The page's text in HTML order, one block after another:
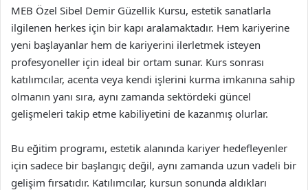
MEB Özel Sibel Demir Güzellik Kursu, estetik sanatlarla
ilgilenen herkes için bir kapı aralamaktadır. Hem kariyerine
yeni başlayanlar hem de kariyerini ilerletmek isteyen
profesyoneller için ideal bir ortam sunar. Kurs sonrası
katılımcılar, acenta veya kendi işlerini kurma imkanına sahip
olmanın yanı sıra, aynı zamanda sektördeki güncel
gelişmeleri takip etme kabiliyetini de kazanmış olurlar.
Bu eğitim programı, estetik alanında kariyer hedefleyenler
için sadece bir başlangıç değil, aynı zamanda uzun vadeli bir
gelişim fırsatıdır. Katılımcılar, kursun sonunda aldıkları